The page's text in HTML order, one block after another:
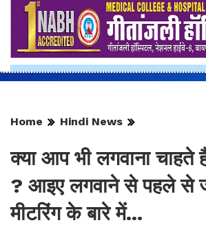
Home Hindi News
क्या आप भी लगवाना चाहते
? आइए लगवाने से पहले से
मीटरिंग के बारे में...